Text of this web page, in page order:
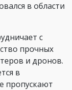
в области
с
прочных
и дронов.
в
пропускают